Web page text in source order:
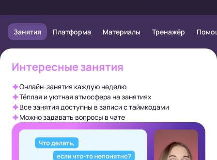
Занятия Платформа Материалы Тренажёр
Интересные занятия
Онлайн-занятия каждую неделю
Тёплая и уютная атмосфера на занятиях
Все занятия доступны в записи с таймкодами
Можно задавать вопросы в чате